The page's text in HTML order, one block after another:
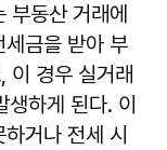
부동산 거래에
금을 받아 부
이 경우 실거래
하게 된다. 이
거나 전세 시